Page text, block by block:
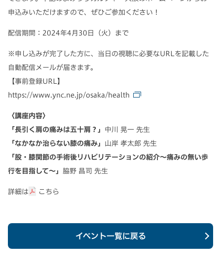
申込みいただけますので、ぜひご参加ください！
配信期間：2024年4月30日（火）まで
※申し込みが完了した方に、当日の視聴に必要なURLを記載した
自動配信メールが届きます。
【事前登録URL】
https://www.ync.ne.jp/osaka/health
〈講座内容〉
「長引く肩の痛みは五十肩？」 中川 晃一 先生
「なかなか治らない膝の痛み」 山岸 孝太郎 先生
「股・膝関節の手術後リハビリテーションの紹介～痛みの無い歩
行を目指して～」 脇野 昌司 先生
詳細は こちら
イベント一覧に戻る